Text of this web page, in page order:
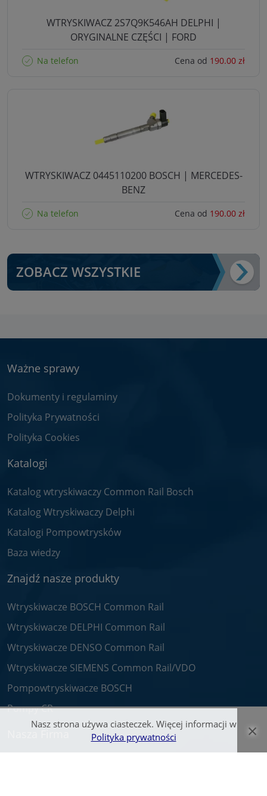
WTRYSKIWACZ 2S7Q9K546AH DELPHI |
ORYGINALNE CZĘŚCI | FORD
Na telefon Cena od 190.00 zł
WTRYSKIWACZ 0445110200 BOSCH | MERCEDES-
BENZ
Na telefon Cena od 190.00 zł
ZOBACZ WSZYSTKIE
Nasz strona używa ciasteczek. Więcej informacji w
Polityka prywatności
×
Ważne sprawy
Dokumenty i regulaminy
Polityka Prywatności
Polityka Cookies
Katalogi
Katalog wtryskiwaczy Common Rail Bosch
Katalog Wtryskiwaczy Delphi
Katalogi Pompowtrysków
Baza wiedzy
Znajdź nasze produkty
Wtryskiwacze BOSCH Common Rail
Wtryskiwacze DELPHI Common Rail
Wtryskiwacze DENSO Common Rail
Wtryskiwacze SIEMENS Common Rail/VDO
Pompowtryskiwacze BOSCH
Pompy CR